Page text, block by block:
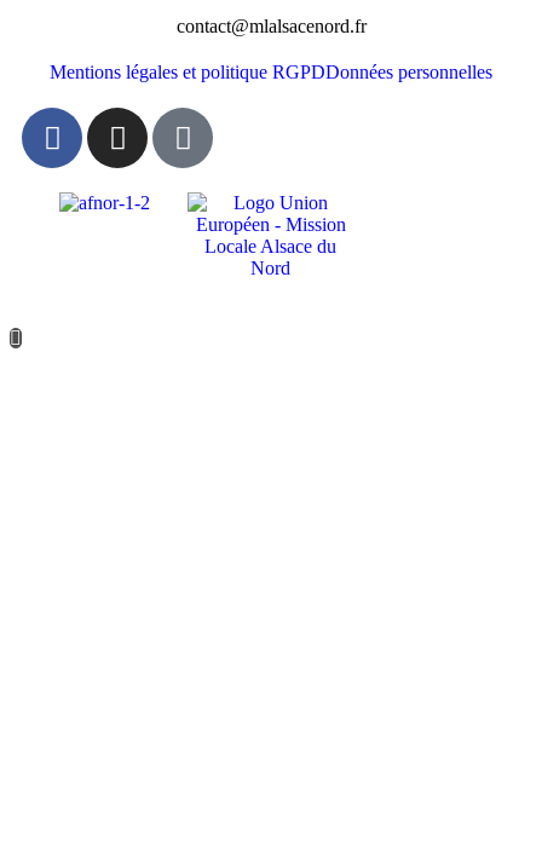
contact@mlalsacenord.fr
Mentions légales et politique RGPDDonnées personnelles